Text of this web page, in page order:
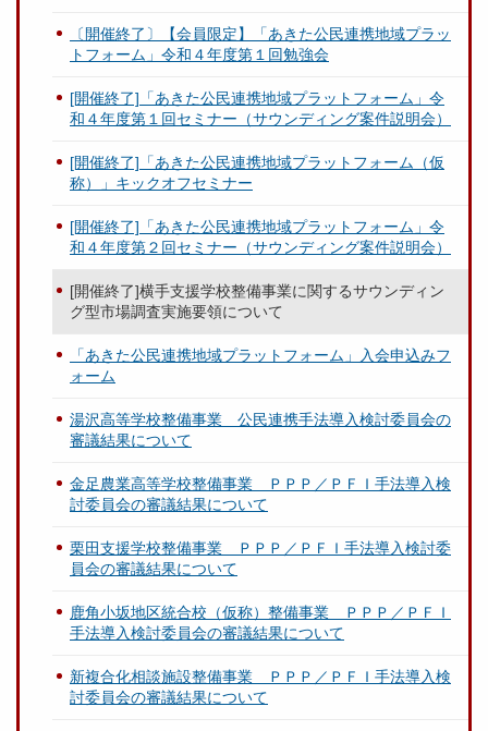
〔開催終了〕【会員限定】「あきた公民連携地域プラッ
トフォーム」令和４年度第１回勉強会
[開催終了]「あきた公民連携地域プラットフォーム」令
和４年度第１回セミナー（サウンディング案件説明会）
[開催終了]「あきた公民連携地域プラットフォーム（仮
称）」キックオフセミナー
[開催終了]「あきた公民連携地域プラットフォーム」令
和４年度第２回セミナー（サウンディング案件説明会）
[開催終了]横手支援学校整備事業に関するサウンディン
グ型市場調査実施要領について
「あきた公民連携地域プラットフォーム」入会申込みフ
ォーム
湯沢高等学校整備事業 公民連携手法導入検討委員会の
審議結果について
金足農業高等学校整備事業 ＰＰＰ／ＰＦＩ手法導入検
討委員会の審議結果について
栗田支援学校整備事業 ＰＰＰ／ＰＦＩ手法導入検討委
員会の審議結果について
鹿角小坂地区統合校（仮称）整備事業 ＰＰＰ／ＰＦＩ
手法導入検討委員会の審議結果について
新複合化相談施設整備事業 ＰＰＰ／ＰＦＩ手法導入検
討委員会の審議結果について